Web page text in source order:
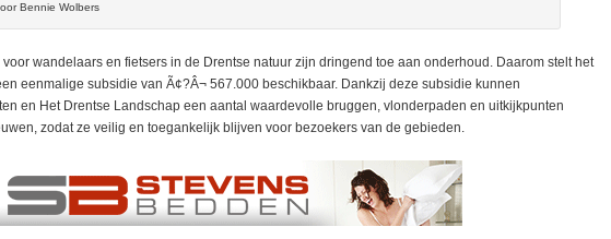
Bennie Wolbers
wandelaars en fietsers in de Drentse natuur zijn dringend toe aan onderhoud. Daarom stelt het
eenmalige subsidie van Ã¢?Â¬ 567.000 beschikbaar. Dankzij deze subsidie kunnen
en Het Drentse Landschap een aantal waardevolle bruggen, vlonderpaden en uitkijkpunten
zodat ze veilig en toegankelijk blijven voor bezoekers van de gebieden.